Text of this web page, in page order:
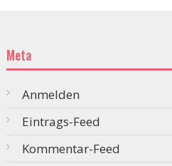
Meta
Anmelden
Eintrags-Feed
Kommentar-Feed